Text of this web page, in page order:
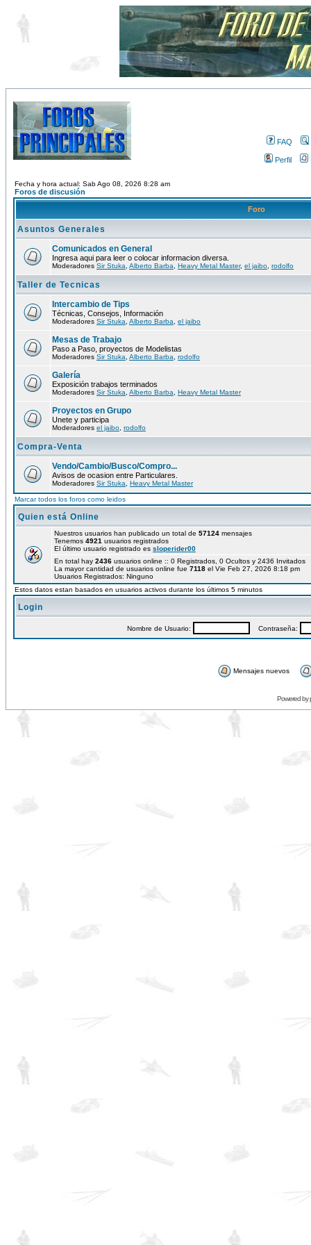
FAQ
Perfil
Fecha y hora actual: Sab Ago 08, 2026 8:28 am
Foros de discusión
Foro
Asuntos Generales
Comunicados en General
Ingresa aqui para leer o colocar informacion diversa.
Moderadores Sir Stuka Alberto Barba Heavy Metal Master, el jaibo rodolfo
Taller de Tecnicas
Intercambio de Tips
Técnicas, Consejos, Información
Moderadores Sir Stuka Alberto Barba el jaibo
Mesas de Trabajo
Paso a Paso, proyectos de Modelistas
Moderadores Sir Stuka Alberto Barba rodolfo
Galería
Exposición trabajos terminados
Moderadores Sir Stuka Alberto Barba Heavy Metal Master
Proyectos en Grupo
Unete y participa
Moderadores el jaibo rodolfo
Compra-Venta
Vendo/Cambio/Busco/Compro...
Avisos de ocasion entre Particulares.
Moderadores Sir Stuka Heavy Metal Master
Marcar todos los foros como leidos
Quien está Online
Nuestros usuarios han publicado un total de 57124 mensajes
Tenemos 4921 usuarios registrados
El último usuario registrado es sloperider00
En total hay 2436 usuarios online :: 0 Registrados, 0 Ocultos y 2436
La mayor cantidad de usuarios online fue 7118 el Vie Feb 27, 2026 8:18 pm
Usuarios Registrados: Ninguno
Estos datos estan basados en usuarios activos durante los últimos 5 minutos
Login
Nombre de Usuario: Contraseña:
Mensajes nuevos
Powered by